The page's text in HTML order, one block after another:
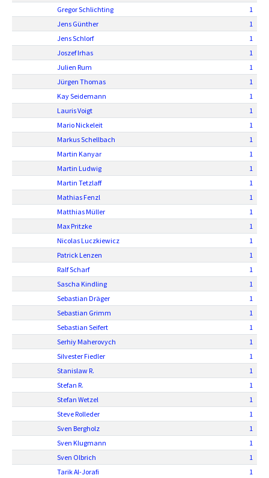
Gregor Schlichting
1
Jens Günther
1
Jens Schlorf
1
Joszef Irhas
1
Julien Rum
1
Jürgen Thomas
1
Kay Seidemann
1
Lauris Voigt
1
Mario Nickeleit
1
Markus Schellbach
1
Martin Kanyar
1
Martin Ludwig
1
Martin Tetzlaff
1
Mathias Fenzl
1
Matthias Müller
1
Max Pritzke
1
Nicolas Luczkiewicz
1
Patrick Lenzen
1
Ralf Scharf
1
Sascha Kindling
1
Sebastian Dräger
1
Sebastian Grimm
1
Sebastian Seifert
1
Serhiy Maherovych
1
Silvester Fiedler
1
Stanislaw R.
1
Stefan R.
1
Stefan Wetzel
1
Steve Rolleder
1
Sven Bergholz
1
Sven Klugmann
1
Sven Olbrich
1
Tarik Al-Jorafi
1